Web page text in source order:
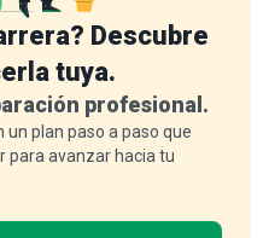
Descubre
tuya.
profesional.
plan paso a paso que
para avanzar hacia tu